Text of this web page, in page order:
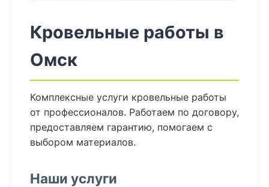
Кровельные работы в
Омск
Комплексные услуги кровельные работы
от профессионалов. Работаем по договору,
предоставляем гарантию, помогаем с
выбором материалов.
Наши услуги